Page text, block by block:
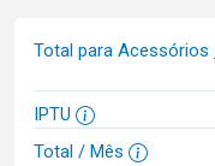
Total para Acessórios
IPTU
Total / Mês